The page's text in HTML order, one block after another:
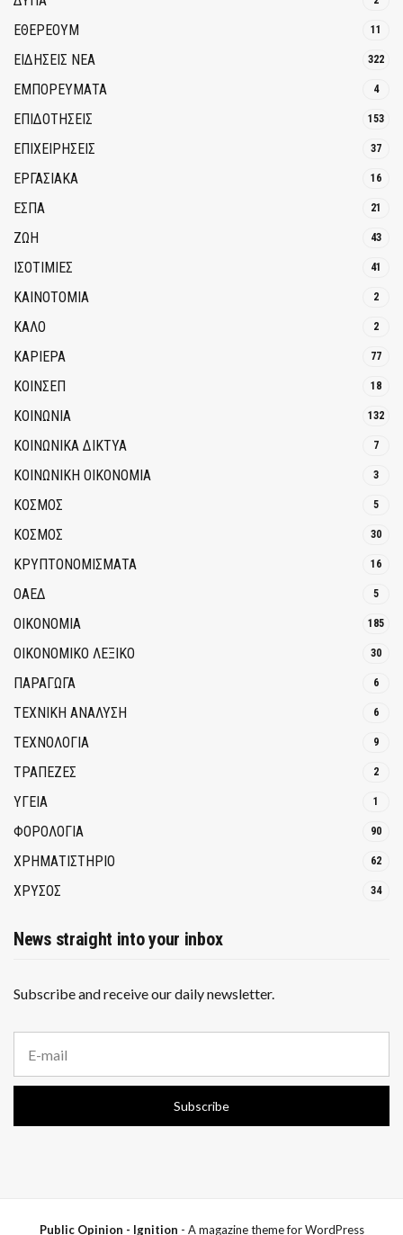
ΕΘΈΡΕΟΥΜ 11
ΕΙΔΗΣΕΙΣ ΝΕΑ 322
ΕΜΠΟΡΕΥΜΑΤΑ 4
ΕΠΙΔΟΤΗΣΕΙΣ 153
ΕΠΙΧΕΙΡΗΣΕΙΣ 37
ΕΡΓΑΣΙΑΚΑ 16
ΕΣΠΑ 21
ΖΩΗ 43
ΙΣΟΤΙΜΙΕΣ 41
ΚΑΙΝΟΤΟΜΊΑ 2
ΚΑΛΟ 2
ΚΑΡΙΕΡΑ 77
ΚΟΙΝΣΕΠ 18
ΚΟΙΝΩΝΙΑ 132
ΚΟΙΝΩΝΙΚΆ ΔΊΚΤΥΑ 7
ΚΟΙΝΩΝΙΚΉ ΟΙΚΟΝΟΜΊΑ 3
ΚΟΣΜΟΣ 5
ΚΟΣΜΟΣ 30
ΚΡΥΠΤΟΝΟΜΊΣΜΑΤΑ 16
ΟΑΕΔ 5
ΟΙΚΟΝΟΜΙΑ 185
ΟΙΚΟΝΟΜΙΚΟ ΛΕΞΙΚΟ 30
ΠΑΡΑΓΩΓΑ 6
ΤΕΧΝΙΚΗ ΑΝΑΛΥΣΗ 6
ΤΕΧΝΟΛΟΓΙΑ 9
ΤΡΆΠΕΖΕΣ 2
ΥΓΕΙΑ 1
ΦΟΡΟΛΟΓΙΑ 90
ΧΡΗΜΑΤΙΣΤΗΡΙΟ 62
ΧΡΥΣΟΣ 34
News straight into your inbox
Subscribe and receive our daily newsletter.
a
i
a
Subscribe
Public Opinion - Ignition - A magazine theme for WordPress